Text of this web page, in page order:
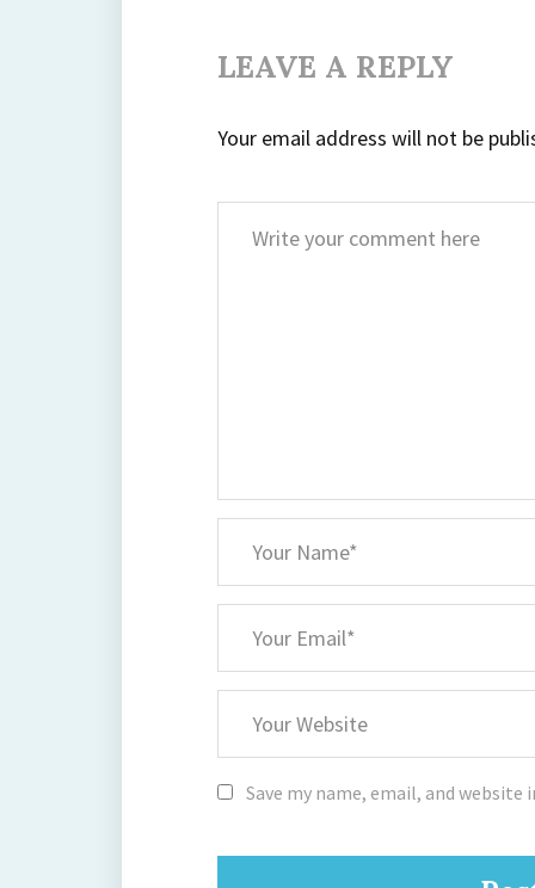
LEAVE A REPLY
Your email address will not be
Name
Email
Website
Save my name, email, and